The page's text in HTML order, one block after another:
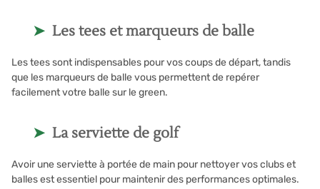
Les tees et marqueurs de balle
Les tees sont indispensables pour vos coups de départ, tandis
que les marqueurs de balle vous permettent de repérer
facilement votre balle sur le green.
La serviette de golf
Avoir une serviette à portée de main pour nettoyer vos clubs et
balles est essentiel pour maintenir des performances optimales.